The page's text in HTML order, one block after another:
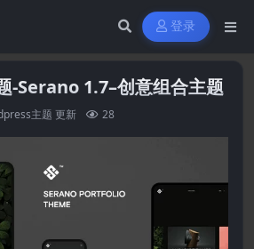
登录
-Serano 1.7–创意组合主题
主题 更新 28